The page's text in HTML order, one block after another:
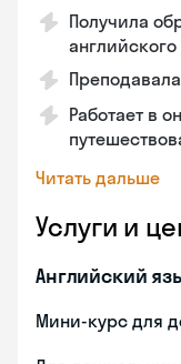
Получила
английского
Работает в
Читать дальше
Услуги и
Английский
Мини-курс для